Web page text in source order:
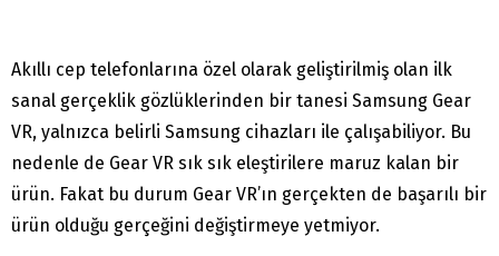
Akıllı cep telefonlarına özel olarak geliştirilmiş olan ilk
sanal gerçeklik gözlüklerinden bir tanesi Samsung Gear
VR, yalnızca belirli Samsung cihazları ile çalışabiliyor. Bu
nedenle de Gear VR sık sık eleştirilere maruz kalan bir
ürün. Fakat bu durum Gear VR’ın gerçekten de başarılı bir
ürün olduğu gerçeğini değiştirmeye yetmiyor.